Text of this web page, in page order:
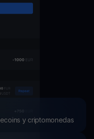
y criptomonedas